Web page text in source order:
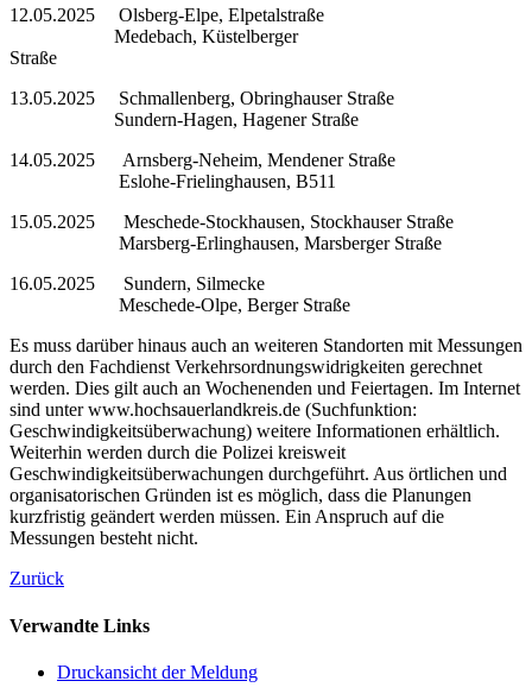
12.05.2025 Olsberg-Elpe, Elpetalstraße
Medebach, Küstelberger
Straße
13.05.2025 Schmallenberg, Obringhauser Straße
Sundern-Hagen, Hagener Straße
14.05.2025 Arnsberg-Neheim, Mendener Straße
Eslohe-Frielinghausen, B511
15.05.2025 Meschede-Stockhausen, Stockhauser Straße
Marsberg-Erlinghausen, Marsberger Straße
16.05.2025 Sundern, Silmecke
Meschede-Olpe, Berger Straße
Es muss darüber hinaus auch an weiteren Standorten mit Messungen
durch den Fachdienst Verkehrsordnungswidrigkeiten gerechnet
werden. Dies gilt auch an Wochenenden und Feiertagen. Im Internet
sind unter www.hochsauerlandkreis.de (Suchfunktion:
Geschwindigkeitsüberwachung) weitere Informationen erhältlich.
Weiterhin werden durch die Polizei kreisweit
Geschwindigkeitsüberwachungen durchgeführt. Aus örtlichen und
organisatorischen Gründen ist es möglich, dass die Planungen
kurzfristig geändert werden müssen. Ein Anspruch auf die
Messungen besteht nicht.
Zurück
Verwandte Links
Druckansicht der Meldung